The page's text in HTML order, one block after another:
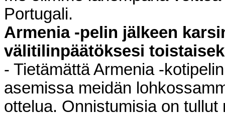
Portugali.
Armenia -pelin jälkeen
välitilinpäätöksesi
- Tietämättä Armenia -
asemissa meidän
ottelua. Onnistumisia on